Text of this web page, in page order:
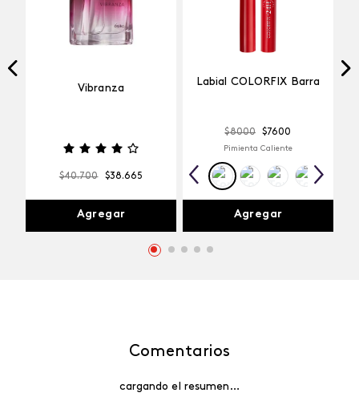
Vibranza
$40.700 $38.665
Agregar
Labial COLORFIX Barra
$8000 $7600
Pimienta Caliente
Agregar
Comentarios
cargando el resumen…